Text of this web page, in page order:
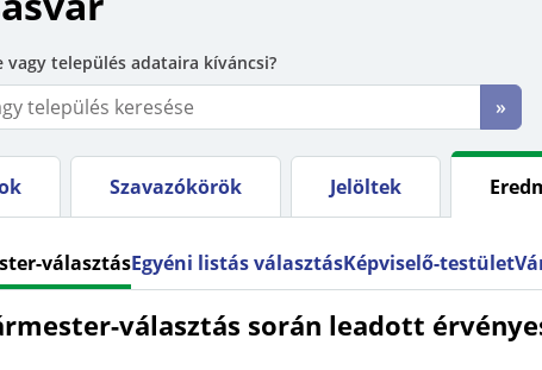
vagy település adataira kíváncsi?
»
Szavazókörök Jelöltek
választásEgyéni listás választásKépviselő-testület
választás során leadott